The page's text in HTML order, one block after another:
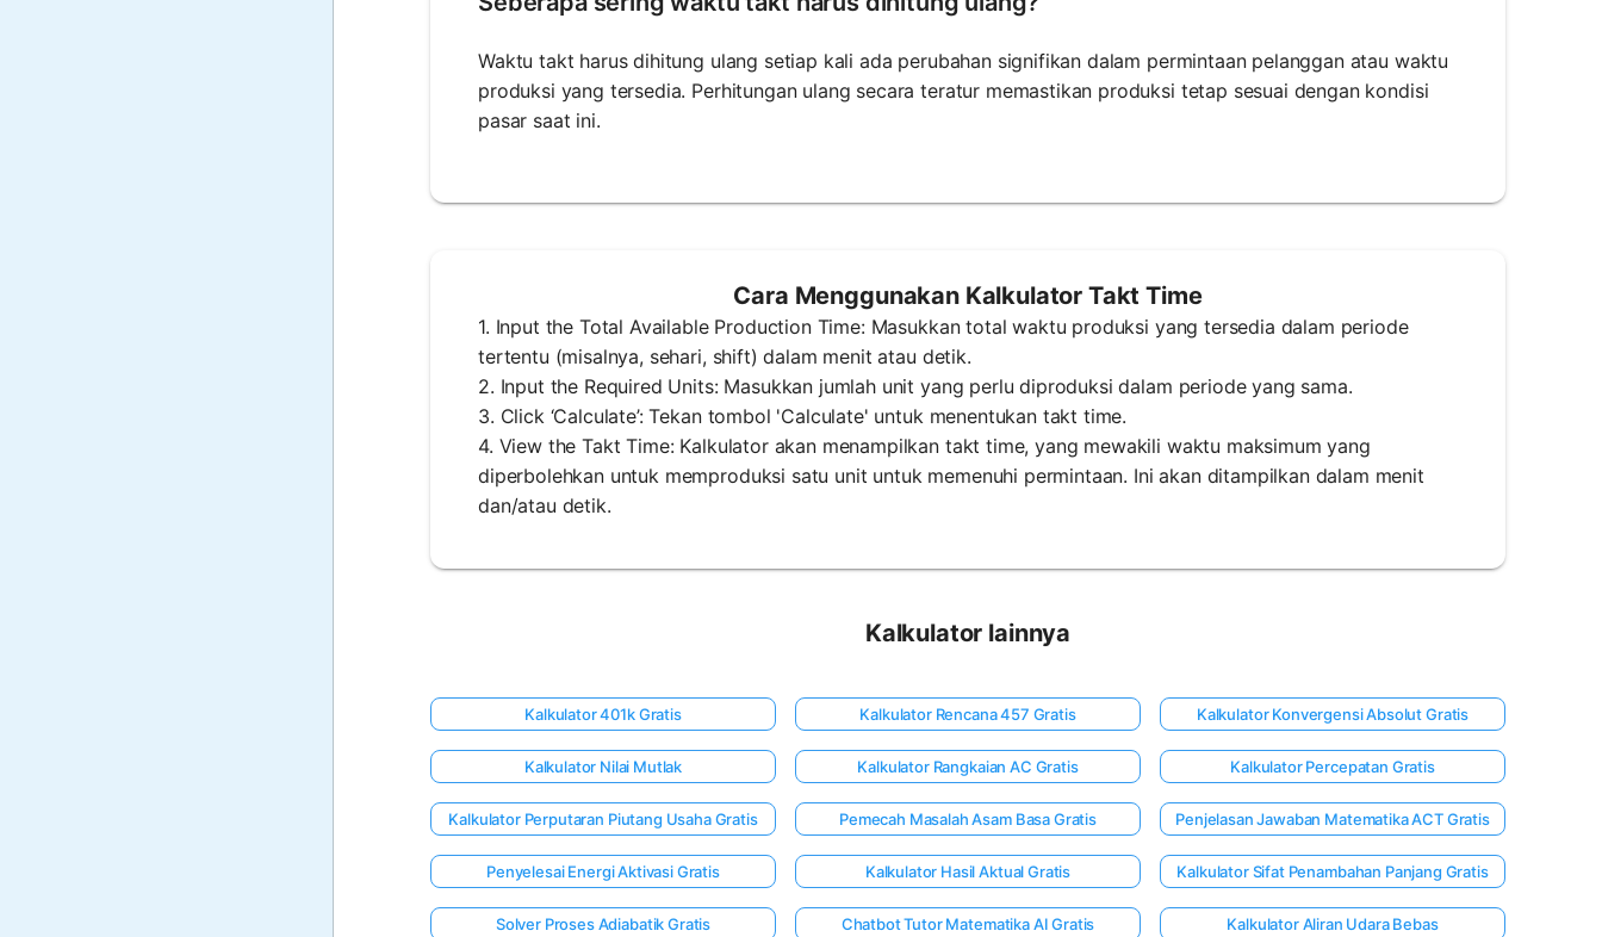
Waktu takt harus dihitung ulang setiap kali ada perubahan signifikan dalam permintaan pelanggan atau waktu
produksi yang tersedia. Perhitungan ulang secara teratur memastikan produksi tetap sesuai dengan kondisi
pasar saat ini.
Cara Menggunakan Kalkulator Takt Time
1. Input the Total Available Production Time: Masukkan total waktu produksi yang tersedia dalam periode
tertentu (misalnya, sehari, shift) dalam menit atau detik.
2. Input the Required Units: Masukkan jumlah unit yang perlu diproduksi dalam periode yang sama.
3. Click ‘Calculate’: Tekan tombol 'Calculate' untuk menentukan takt time.
4. View the Takt Time: Kalkulator akan menampilkan takt time, yang mewakili waktu maksimum yang
diperbolehkan untuk memproduksi satu unit untuk memenuhi permintaan. Ini akan ditampilkan dalam menit
dan/atau detik.
Kalkulator lainnya
Kalkulator 401k Gratis Kalkulator Rencana 457 Gratis Kalkulator Konvergensi Absolut Gratis
Kalkulator Nilai Mutlak Kalkulator Rangkaian AC Gratis Kalkulator Percepatan Gratis
Kalkulator Perputaran Piutang Usaha Gratis Pemecah Masalah Asam Basa Gratis Penjelasan Jawaban Matematika ACT Gratis
Penyelesai Energi Aktivasi Gratis Kalkulator Hasil Aktual Gratis Kalkulator Sifat Penambahan Panjang Gratis
Solver Proses Adiabatik Gratis Chatbot Tutor Matematika AI Gratis Kalkulator Aliran Udara Bebas